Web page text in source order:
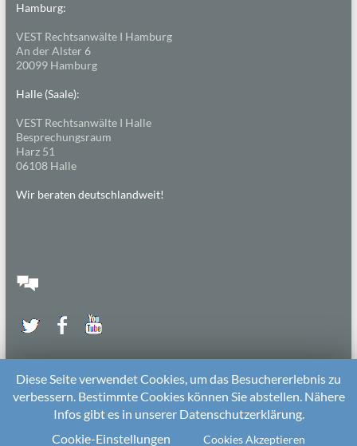
Hamburg:
VEST Rechtsanwälte I Hamburg
An der Alster 6
20099 Hamburg
Halle (Saale):
VEST Rechtsanwälte I Halle
Besprechungsraum
Harz 51
06108 Halle
Wir beraten deutschlandweit!
2026 beiDie KitarechtlerUnterstützt von:WordPress. Theme: Spacious von
ThemeGrill
Diese Seite verwendet Cookies, um das Besuchererlebnis zu
verbessern. Bestimmte Cookies können Sie abstellen. Nähere
Infos gibt es in unserer Datenschutzerklärung.
Cookie-Einstellungen
Cookies Akzeptieren